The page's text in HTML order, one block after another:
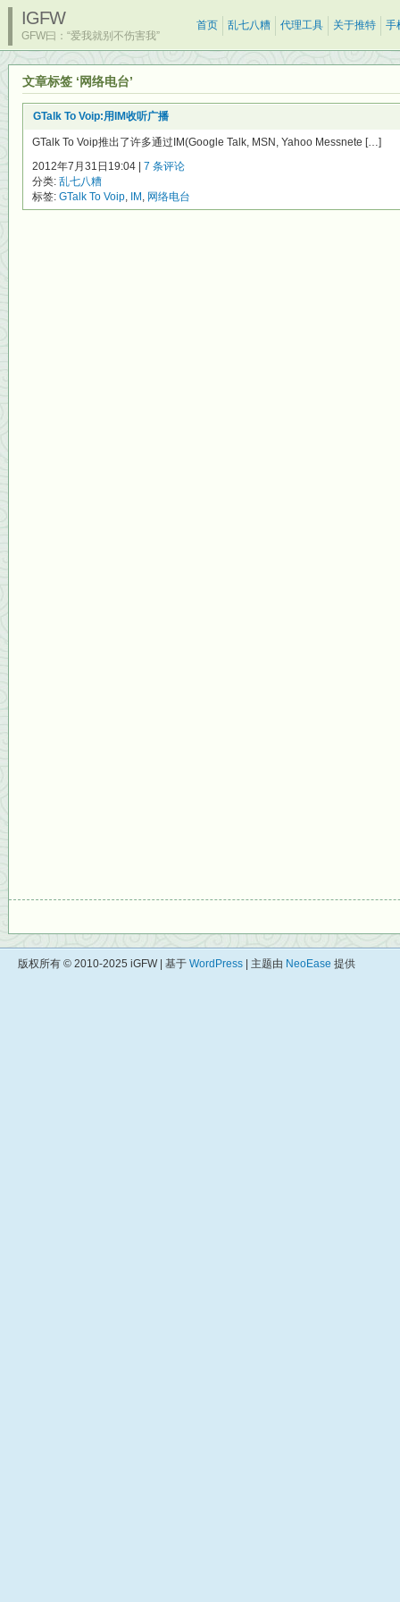
IGFW
GFW曰：“爱我就别不伤害我”
首页 乱七八糟 代理工具 关于推特 手
文章标签 ‘网络电台’
GTalk To Voip:用IM收听广播
GTalk To Voip推出了许多通过IM(Google Talk, MSN, Yahoo Messnete […]
2012年7月31日19:04 | 7 条评论
分类: 乱七八糟
标签: GTalk To Voip, IM , 网络电台
版权所有 © 2010-2025 iGFW | 基于 WordPress | 主题由 NeoEase 提供